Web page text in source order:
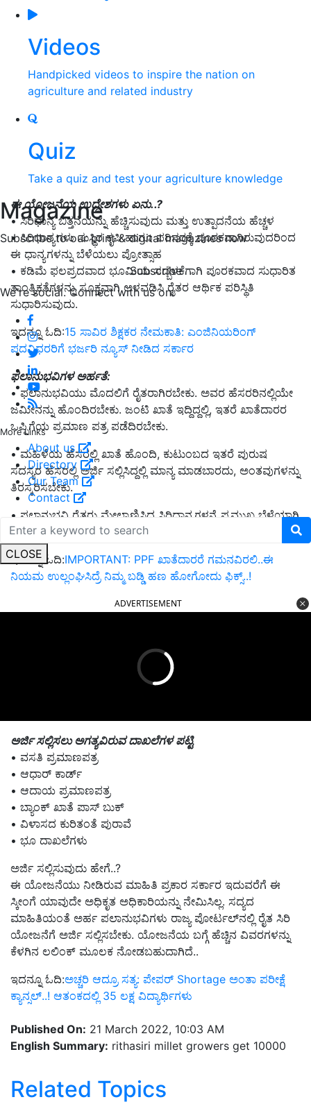
Videos
Handpicked videos to inspire the nation on
agriculture and related industry
Quiz
Take a quiz and test your agriculture knowledge
Magazine
Subscribe to our print & digital magazines now
Subscribe
We're social. Connect with us on:
More Links
About us
Directory
Our Team
Contact
CLOSE
ಈ ಯೋಜನೆಯ ಉದ್ದೇಶಗಳು ಏನು..?
• ಸಿರಿಧಾನ್ಯ ಬಿತ್ತನೆಯನ್ನು ಹೆಚ್ಚಿಸುವುದು ಮತ್ತು ಉತ್ಪಾದನೆಯ ಹೆಚ್ಚಳ
• ಸಿರಿಧಾನ್ಯಗಳು ಸುಸ್ಥಿರ ಕೃಷಿ ಹಾಗೂ ಪರಿಸರಕ್ಕೆ ಪೂರಕವಾಗಿರುವುದರಿಂದ
ಈ ಧಾನ್ಯಗಳನ್ನು ಬೆಳೆಯಲು ಪ್ರೋತ್ಸಾಹ
• ಕಡಿಮೆ ಫಲಪ್ರದವಾದ ಭೂಮಿಯ ಸದ್ಬಳಕೆಗಾಗಿ ಪೂರಕವಾದ ಸುಧಾರಿತ
ತಾಂತ್ರಿಕತೆಗಳನ್ನು ಸೂಕ್ತವಾಗಿ ಅಳವಡಿಸಿ ರೈತರ ಆರ್ಥಿಕ ಪರಿಸ್ಥಿತಿ
ಸುಧಾರಿಸುವುದು.
ಇದನ್ನೂ ಓದಿ:15 ಸಾವಿರ ಶಿಕ್ಷಕರ ನೇಮಕಾತಿ: ಎಂಜಿನಿಯರಿಂಗ್‌
ಪದವಿಧರರಿಗೆ ಭರ್ಜರಿ ನ್ಯೂಸ್‌ ನೀಡಿದ ಸರ್ಕಾರ
ಫಲಾನುಭವಿಗಳ ಅರ್ಹತೆ:
• ಫಲಾನುಭವಿಯು ಮೊದಲಿಗೆ ರೈತರಾಗಿರಬೇಕು. ಅವರ ಹೆಸರರಿನಲ್ಲಿಯೇ
ಜಮೀನನ್ನು ಹೊಂದಿರಬೇಕು. ಜಂಟಿ ಖಾತೆ ಇದ್ದಿದ್ದಲ್ಲಿ, ಇತರೆ ಖಾತೆದಾರರ
ಒಪ್ಪಿಗೆಯ ಪ್ರಮಾಣ ಪತ್ರ ಪಡೆದಿರಬೇಕು.
• ಮಹಿಳೆಯ ಹೆಸರಲ್ಲಿ ಖಾತೆ ಹೊಂದಿ, ಕುಟುಂಬದ ಇತರೆ ಪುರುಷ
ಸದಸ್ಯರ ಹೆಸರಲ್ಲಿ ಅರ್ಜಿ ಸಲ್ಲಿಸಿದ್ದಲ್ಲಿ ಮಾನ್ಯ ಮಾಡಬಾರದು, ಅಂತವುಗಳನ್ನು
ತಿರಸ್ಕರಿಸಬೇಕು.
• ಫಲಾನುಭವಿ ರೈತರು ಮೇಲ್ಕಾಣಿಸಿದ ಸಿರಿಧಾನ್ಯಗಳನ್ನೆ ಪ್ರಮುಖ ಬೆಳೆಯಾಗಿ
ಬೆಳೆದಿರಬೇಕು.
ಇದನ್ನೂ ಓದಿ:IMPORTANT: PPF ಖಾತೆದಾರರೆ ಗಮನವಿರಲಿ..ಈ
ನಿಯಮ ಉಲ್ಲಂಘಿಸಿದ್ರೆ ನಿಮ್ಮ ಬಡ್ಡಿ ಹಣ ಹೋಗೋದು ಫಿಕ್ಸ್‌..!
ADVERTISEMENT
ಅರ್ಜಿ ಸಲ್ಲಿಸಲು ಅಗತ್ಯವಿರುವ ದಾಖಲೆಗಳ ಪಟ್ಟಿ
• ವಸತಿ ಪ್ರಮಾಣಪತ್ರ
• ಆಧಾರ್ ಕಾರ್ಡ್
• ಆದಾಯ ಪ್ರಮಾಣಪತ್ರ
• ಬ್ಯಾಂಕ್ ಖಾತೆ ಪಾಸ್ ಬುಕ್
• ವಿಳಾಸದ ಕುರಿತಂತೆ ಪುರಾವೆ
• ಭೂ ದಾಖಲೆಗಳು
ಅರ್ಜಿ ಸಲ್ಲಿಸುವುದು ಹೇಗೆ..?
ಈ ಯೋಜನೆಯು ನೀಡಿರುವ ಮಾಹಿತಿ ಪ್ರಕಾರ ಸರ್ಕಾರ ಇದುವರೆಗೆ ಈ
ಸ್ಕೀಂಗೆ ಯಾವುದೇ ಅಧಿಕೃತ ಅಧಿಕಾರಿಯನ್ನು ನೇಮಿಸಿಲ್ಲ. ಸದ್ಯದ
ಮಾಹಿತಿಯಂತೆ ಅರ್ಹ ಪಲಾನುಭವಿಗಳು ರಾಜ್ಯ ಪೋರ್ಟಲ್‌ನಲ್ಲಿ ರೈತ ಸಿರಿ
ಯೋಜನೆಗೆ ಅರ್ಜಿ ಸಲ್ಲಿಸಬೇಕು. ಯೋಜನೆಯ ಬಗ್ಗೆ ಹೆಚ್ಚಿನ ವಿವರಗಳನ್ನು
ಕೆಳಗಿನ ಲಲಿಂಕ್ ಮೂಲಕ ನೋಡಬಹುದಾಗಿದೆ..
ಇದನ್ನೂ ಓದಿ:ಅಚ್ಚರಿ ಆದ್ರೂ ಸತ್ಯ: ಪೇಪರ್‌ Shortage ಅಂತಾ ಪರೀಕ್ಷೆ
ಕ್ಯಾನ್ಸಲ್‌..! ಆತಂಕದಲ್ಲಿ 35 ಲಕ್ಷ ವಿದ್ಯಾರ್ಥಿಗಳು
Published On: 21 March 2022, 10:03 AM
English Summary: rithasiri millet growers get 10000
Related Topics